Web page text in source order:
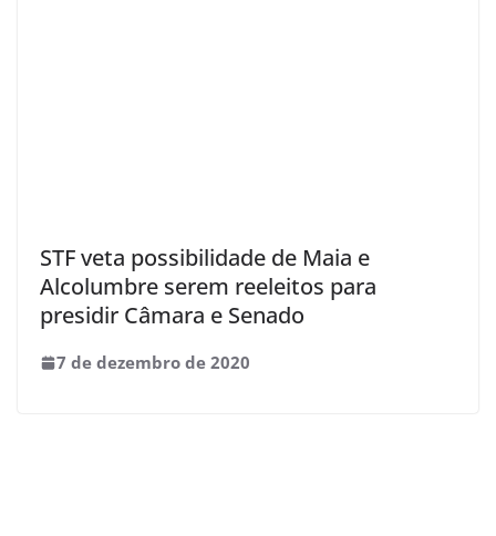
STF veta possibilidade de Maia e
Alcolumbre serem reeleitos para
presidir Câmara e Senado
7 de dezembro de 2020